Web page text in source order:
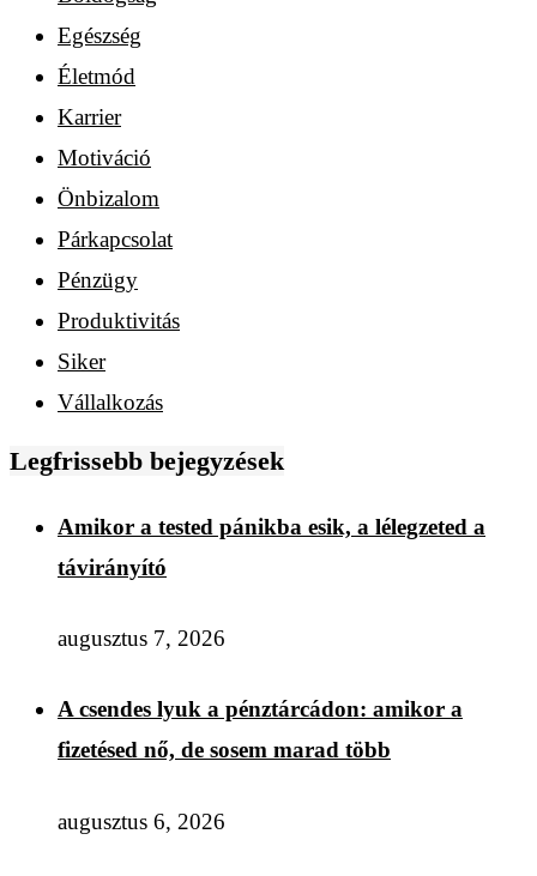
Egészség
Életmód
Karrier
Motiváció
Önbizalom
Párkapcsolat
Pénzügy
Produktivitás
Siker
Vállalkozás
Legfrissebb bejegyzések
Amikor a tested pánikba esik, a lélegzeted a
távirányító
augusztus 7, 2026
A csendes lyuk a pénztárcádon: amikor a
fizetésed nő, de sosem marad több
augusztus 6, 2026